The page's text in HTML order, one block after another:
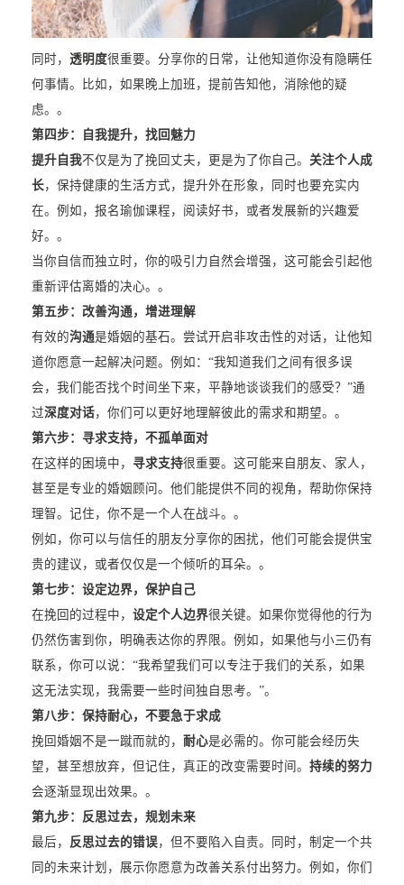
同时， 透明度很重要。分享你的日常，让他知道你没有隐瞒任
何事情。比如，如果晚上加班，提前告知他，消除他的疑
虑。。
第四步：自我提升，找回魅力
提升自我不仅是为了挽回丈夫，更是为了你自己。 关注个人成
长，保持健康的生活方式，提升外在形象，同时也要充实内
在。例如，报名瑜伽课程，阅读好书，或者发展新的兴趣爱
好。。
当你自信而独立时，你的吸引力自然会增强，这可能会引起他
重新评估离婚的决心。。
第五步：改善沟通，增进理解
有效的沟通是婚姻的基石。尝试开启非攻击性的对话，让他知
道你愿意一起解决问题。例如：“我知道我们之间有很多误
会，我们能否找个时间坐下来，平静地谈谈我们的感受？”通
过深度对话，你们可以更好地理解彼此的需求和期望。。
第六步：寻求支持，不孤单面对
在这样的困境中， 寻求支持很重要。这可能来自朋友、家人，
甚至是专业的婚姻顾问。他们能提供不同的视角，帮助你保持
理智。记住，你不是一个人在战斗。。
例如，你可以与信任的朋友分享你的困扰，他们可能会提供宝
贵的建议，或者仅仅是一个倾听的耳朵。。
第七步：设定边界，保护自己
在挽回的过程中， 设定个人边界很关键。如果你觉得他的行为
仍然伤害到你，明确表达你的界限。例如，如果他与小三仍有
联系，你可以说：“我希望我们可以专注于我们的关系，如果
这无法实现，我需要一些时间独自思考。”。
第八步：保持耐心，不要急于求成
挽回婚姻不是一蹴而就的， 耐心是必需的。你可能会经历失
望，甚至想放弃，但记住，真正的改变需要时间。 持续的努力
会逐渐显现出效果。。
第九步：反思过去，规划未来
最后， 反思过去的错误，但不要陷入自责。同时，制定一个共
同的未来计划，展示你愿意为改善关系付出努力。例如，你们